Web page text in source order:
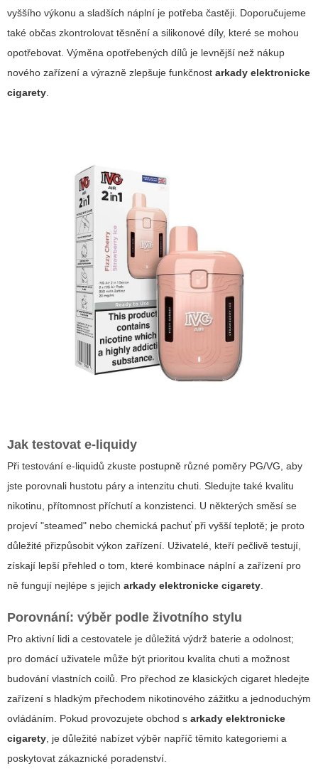
vyššího výkonu a sladších náplní je potřeba častěji. Doporučujeme
také občas zkontrolovat těsnění a silikonové díly, které se mohou
opotřebovat. Výměna opotřebených dílů je levnější než nákup
nového zařízení a výrazně zlepšuje funkčnost arkady elektronicke
cigarety.
Jak testovat e-liquidy
Při testování e-liquidů zkuste postupně různé poměry PG/VG, aby
jste porovnali hustotu páry a intenzitu chuti. Sledujte také kvalitu
nikotinu, přítomnost příchutí a konzistenci. U některých směsí se
projeví "steamed" nebo chemická pachuť při vyšší teplotě; je proto
důležité přizpůsobit výkon zařízení. Uživatelé, kteří pečlivě testují,
získají lepší přehled o tom, které kombinace náplní a zařízení pro
ně fungují nejlépe s jejich arkady elektronicke cigarety.
Porovnání: výběr podle životního stylu
Pro aktivní lidi a cestovatele je důležitá výdrž baterie a odolnost;
pro domácí uživatele může být prioritou kvalita chuti a možnost
budování vlastních coilů. Pro přechod ze klasických cigaret hledejte
zařízení s hladkým přechodem nikotinového zážitku a jednoduchým
ovládáním. Pokud provozujete obchod s arkady elektronicke
cigarety, je důležité nabízet výběr napříč těmito kategoriemi a
poskytovat zákaznické poradenství.